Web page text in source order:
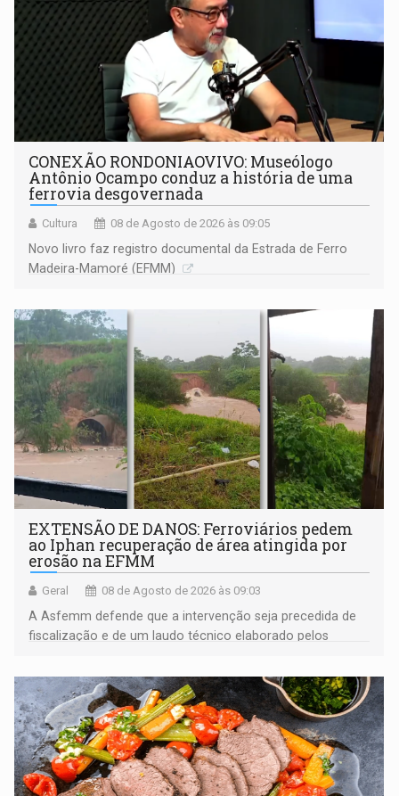
CONEXÃO RONDONIAOVIVO: Museólogo
Antônio Ocampo conduz a história de uma
ferrovia desgovernada
Cultura 08 de Agosto de 2026 às 09:05
Novo livro faz registro documental da Estrada de Ferro
Madeira-Mamoré (EFMM)
EXTENSÃO DE DANOS: Ferroviários pedem
ao Iphan recuperação de área atingida por
erosão na EFMM
Geral 08 de Agosto de 2026 às 09:03
A Asfemm defende que a intervenção seja precedida de
fiscalização e de um laudo técnico elaborado pelos